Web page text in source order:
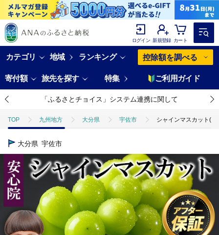
ログイン 新規登録 カート
カテゴリ 地域 ランキング 控除額を調べる
寄付額 旅先を探す 特集 ご利用ガイド
「ふるさとチョイス」システム連携に関して
TOP 九州地方 大分県 宇佐市 シャインマスカット(
大分県 宇佐市